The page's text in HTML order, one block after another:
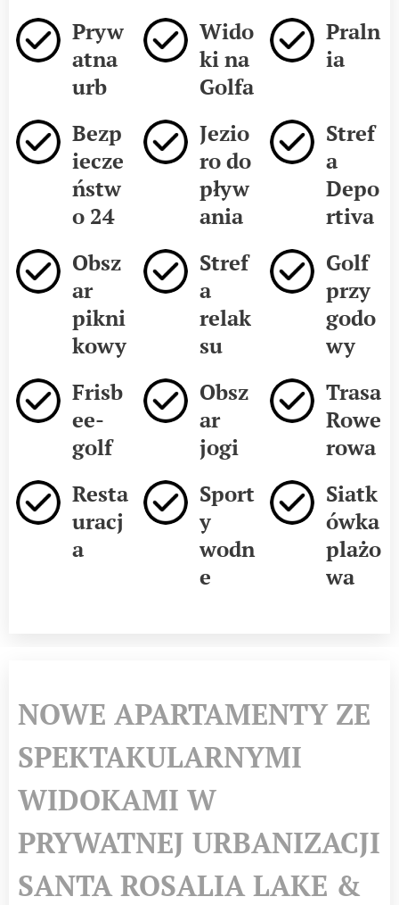
Pryw
atna
urb
Wido
ki na
Golfa
Praln
ia
Bezp
iecze
ństw
o 24
Jezio
ro do
pływ
ania
Stref
a
Depo
rtiva
Obsz
ar
pikni
kowy
Stref
a
relak
su
Golf
przy
godo
wy
Frisb
ee-
golf
Obsz
ar
jogi
Trasa
Rowe
rowa
Resta
uracj
a
Sport
y
wodn
e
Siatk
ówka
plażo
wa
NOWE APARTAMENTY ZE
SPEKTAKULARNYMI
WIDOKAMI W
PRYWATNEJ URBANIZACJI
SANTA ROSALIA LAKE &